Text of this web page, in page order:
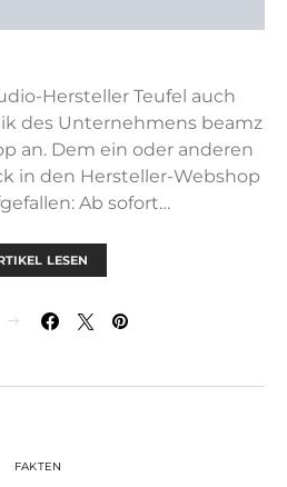
Hersteller Teufel auch
des Unternehmens beamz
an. Dem ein oder anderen
in den Hersteller-Webshop
Ab sofort…
LESEN
FAKTEN